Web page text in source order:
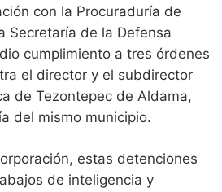
con la Procuraduría de
Secretaría de la Defensa
cumplimiento a tres órdenes
el director y el subdirector
de Tezontepec de Aldama,
del mismo municipio.
estas detenciones
de inteligencia y